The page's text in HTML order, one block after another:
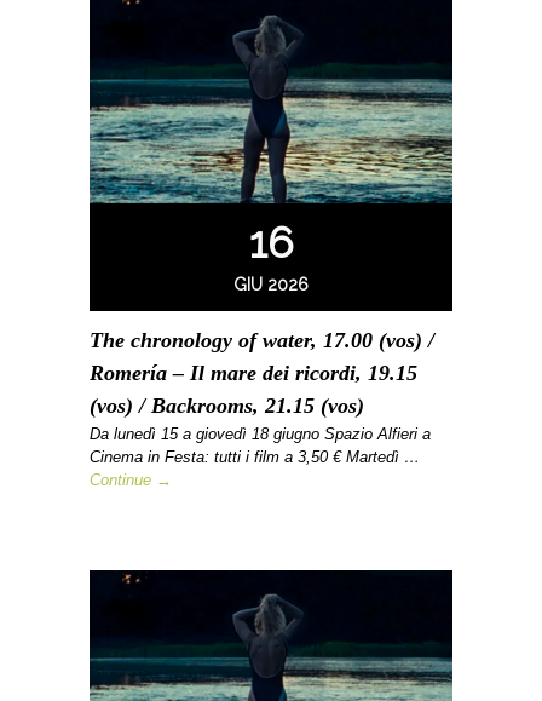
16
GIU 2026
The chronology of water, 17.00 (vos) /
Romería – Il mare dei ricordi, 19.15
(vos) / Backrooms, 21.15 (vos)
Da lunedì 15 a giovedì 18 giugno Spazio Alfieri a
Cinema in Festa: tutti i film a 3,50 € Martedì …
Continue →